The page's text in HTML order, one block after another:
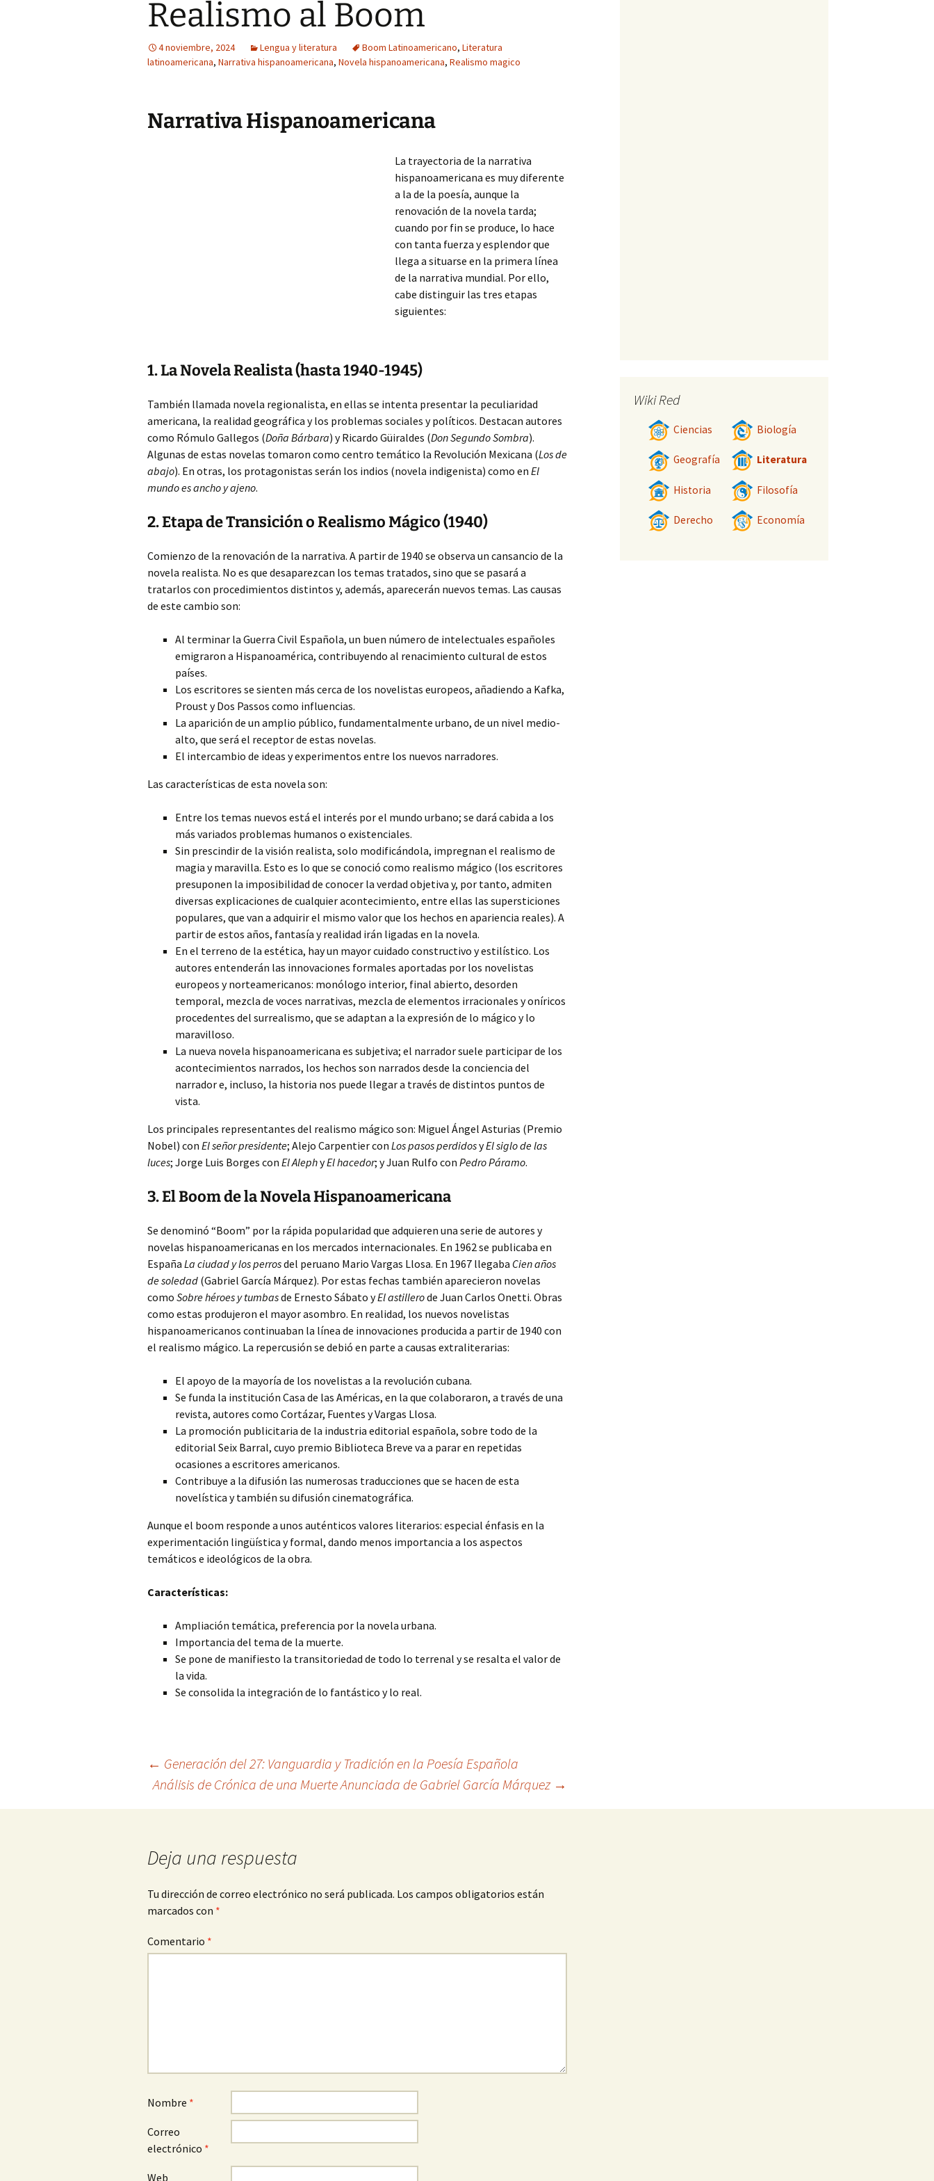
Realismo al Boom
4 noviembre, 2024 Lengua y literatura Boom Latinoamericano, Literatura
latinoamericana, Narrativa hispanoamericana, Novela hispanoamericana, Realismo magico
Narrativa Hispanoamericana
La trayectoria de la narrativa
hispanoamericana es muy diferente
a la de la poesía, aunque la
renovación de la novela tarda;
cuando por fin se produce, lo hace
con tanta fuerza y esplendor que
llega a situarse en la primera línea
de la narrativa mundial. Por ello,
cabe distinguir las tres etapas
siguientes:
1. La Novela Realista (hasta 1940-1945)
También llamada novela regionalista, en ellas se intenta presentar la peculiaridad
americana, la realidad geográfica y los problemas sociales y políticos. Destacan autores
como Rómulo Gallegos (Doña Bárbara) y Ricardo Güiraldes (Don Segundo Sombra).
Algunas de estas novelas tomaron como centro temático la Revolución Mexicana (Los de
abajo). En otras, los protagonistas serán los indios (novela indigenista) como en El
mundo es ancho y ajeno.
2. Etapa de Transición o Realismo Mágico (1940)
Comienzo de la renovación de la narrativa. A partir de 1940 se observa un cansancio de la
novela realista. No es que desaparezcan los temas tratados, sino que se pasará a
tratarlos con procedimientos distintos y, además, aparecerán nuevos temas. Las causas
de este cambio son:
Al terminar la Guerra Civil Española, un buen número de intelectuales españoles
emigraron a Hispanoamérica, contribuyendo al renacimiento cultural de estos
países.
Los escritores se sienten más cerca de los novelistas europeos, añadiendo a Kafka,
Proust y Dos Passos como influencias.
La aparición de un amplio público, fundamentalmente urbano, de un nivel medio-
alto, que será el receptor de estas novelas.
El intercambio de ideas y experimentos entre los nuevos narradores.
Las características de esta novela son:
Entre los temas nuevos está el interés por el mundo urbano; se dará cabida a los
más variados problemas humanos o existenciales.
Sin prescindir de la visión realista, solo modificándola, impregnan el realismo de
magia y maravilla. Esto es lo que se conoció como realismo mágico (los escritores
presuponen la imposibilidad de conocer la verdad objetiva y, por tanto, admiten
diversas explicaciones de cualquier acontecimiento, entre ellas las supersticiones
populares, que van a adquirir el mismo valor que los hechos en apariencia reales). A
partir de estos años, fantasía y realidad irán ligadas en la novela.
En el terreno de la estética, hay un mayor cuidado constructivo y estilístico. Los
autores entenderán las innovaciones formales aportadas por los novelistas
europeos y norteamericanos: monólogo interior, final abierto, desorden
temporal, mezcla de voces narrativas, mezcla de elementos irracionales y oníricos
procedentes del surrealismo, que se adaptan a la expresión de lo mágico y lo
maravilloso.
La nueva novela hispanoamericana es subjetiva; el narrador suele participar de los
acontecimientos narrados, los hechos son narrados desde la conciencia del
narrador e, incluso, la historia nos puede llegar a través de distintos puntos de
vista.
Los principales representantes del realismo mágico son: Miguel Ángel Asturias (Premio
Nobel) con El señor presidente; Alejo Carpentier con Los pasos perdidosyEl siglo de las
luces; Jorge Luis Borges con El AlephyEl hacedor; y Juan Rulfo con Pedro Páramo.
3. El Boom de la Novela Hispanoamericana
Se denominó “Boom” por la rápida popularidad que adquieren una serie de autores y
novelas hispanoamericanas en los mercados internacionales. En 1962 se publicaba en
España La ciudad y los perrosdel peruano Mario Vargas Llosa. En 1967 llegaba Cien años
de soledad (Gabriel García Márquez). Por estas fechas también aparecieron novelas
como Sobre héroes y tumbasde Ernesto Sábato yEl astillerode Juan Carlos Onetti. Obras
como estas produjeron el mayor asombro. En realidad, los nuevos novelistas
hispanoamericanos continuaban la línea de innovaciones producida a partir de 1940 con
el realismo mágico. La repercusión se debió en parte a causas extraliterarias:
El apoyo de la mayoría de los novelistas a la revolución cubana.
Se funda la institución Casa de las Américas, en la que colaboraron, a través de una
revista, autores como Cortázar, Fuentes y Vargas Llosa.
La promoción publicitaria de la industria editorial española, sobre todo de la
editorial Seix Barral, cuyo premio Biblioteca Breve va a parar en repetidas
ocasiones a escritores americanos.
Contribuye a la difusión las numerosas traducciones que se hacen de esta
novelística y también su difusión cinematográfica.
Aunque el boom responde a unos auténticos valores literarios: especial énfasis en la
experimentación lingüística y formal, dando menos importancia a los aspectos
temáticos e ideológicos de la obra.
Características:
Ampliación temática, preferencia por la novela urbana.
Importancia del tema de la muerte.
Se pone de manifiesto la transitoriedad de todo lo terrenal y se resalta el valor de
la vida.
Se consolida la integración de lo fantástico y lo real.
Navegación
de
← Generación del 27: Vanguardia y Tradición en la Poesía Española
Análisis de Crónica de una Muerte Anunciada de Gabriel García Márquez →
Deja una respuesta
Tu dirección de correo electrónico no será publicada. Los campos obligatorios están
marcados con *
Comentario *
Nombre *
Correo
electrónico *
Web
Wiki Red
Ciencias Biología
Geografía Literatura
Historia Filosofía
Derecho Economía